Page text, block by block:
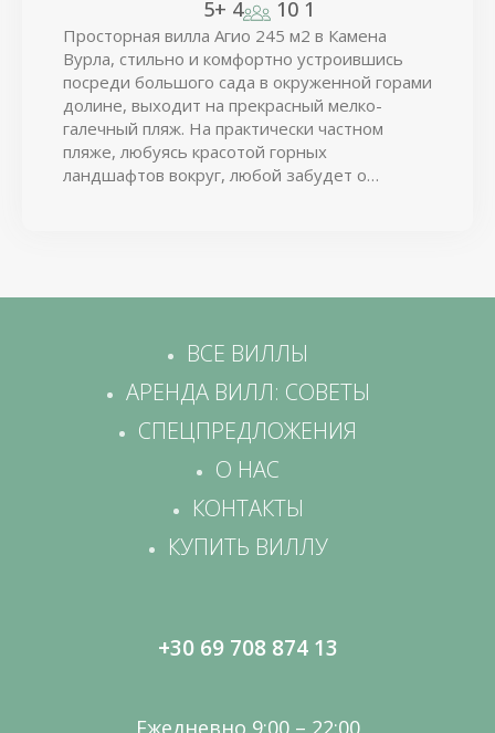
5+ 4 10 1
Просторная вилла Агио 245 м2 в Камена
Вурла, стильно и комфортно устроившись
посреди большого сада в окруженной горами
долине, выходит на прекрасный мелко-
галечный пляж. На практически частном
пляже, любуясь красотой горных
ландшафтов вокруг, любой забудет о
ВСЕ ВИЛЛЫ
АРЕНДА ВИЛЛ: СОВЕТЫ
СПЕЦПРЕДЛОЖЕНИЯ
О НАС
КОНТАКТЫ
КУПИТЬ ВИЛЛУ
+30 69 708 874 13
Ежедневно 9:00 – 22:00